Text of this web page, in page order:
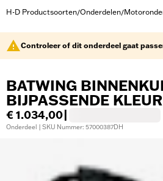
H-D Productsoorten/Onderdelen/
Controleer of dit onderdeel gaat
BATWING
BIJPASSENDE KLEUR
€ 1.034,00
Onderdeel | SKU Nummer: 57000387DH